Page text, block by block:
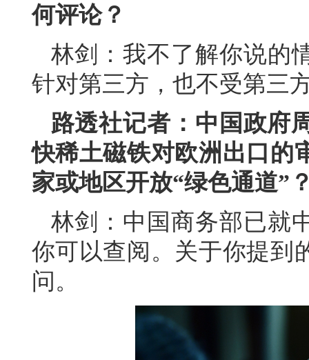
何评论？
林剑：我不了解你说的
针对第三方，也不受第三
路透社记者：中国政府
快稀土磁铁对欧洲出口的
家或地区开放“绿色通道”
林剑：中国商务部已就
你可以查阅。关于你提到
问。